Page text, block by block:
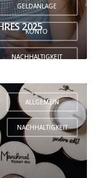
GELDANLAGE
KONTO
NACHHALTIGKEIT
SPAREN
VERSICHERUNG
VORSORGE
ZAHLUNGSVERKEHR
2025
ALLGEMEIN
,
NACHHALTIGKEIT